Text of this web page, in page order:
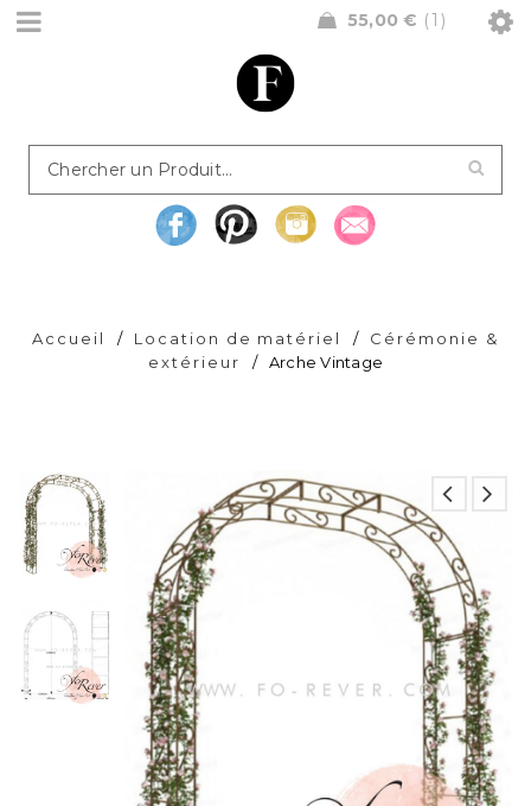
55,00€ 1
Accueil / Location de matériel /
Cérémonie &
extérieur
/ Arche Vintage